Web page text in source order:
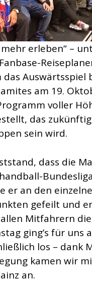
erleben“ –
Auswärtsspiel
am 19.
voller
das
sein wird.
dass die
er an den
gefeilt und
Mitfahrern
ging’s für uns
los – dank
kamen wir
an.